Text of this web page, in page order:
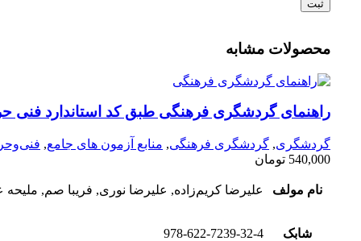
محصولات مشابه
راهنمای گردشگری فرهنگی طبق کد استاندارد فنی
گردشگری, گردشگری فرهنگی, منابع آزمون های جامع,
540,000 تومان
نام مولف علیرضا کریم‌زاده, علیرضا نوری, فریبا صم,
شابک 978-622-7239-32-4